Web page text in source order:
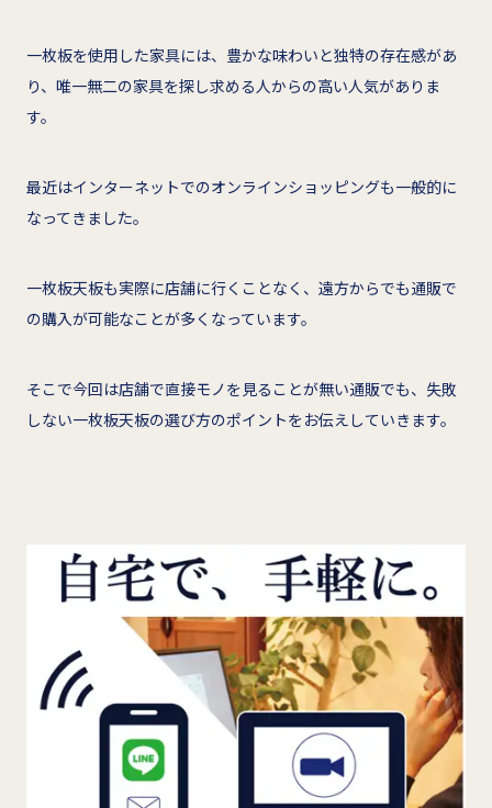
一枚板を使用した家具には、豊かな味わいと独特の存在感があ
り、唯一無二の家具を探し求める人からの高い人気がありま
す。
最近はインターネットでのオンラインショッピングも一般的に
なってきました。
一枚板天板も実際に店舗に行くことなく、遠方からでも通販で
の購入が可能なことが多くなっています。
そこで今回は店舗で直接モノを見ることが無い通販でも、失敗
しない一枚板天板の選び方のポイントをお伝えしていきます。